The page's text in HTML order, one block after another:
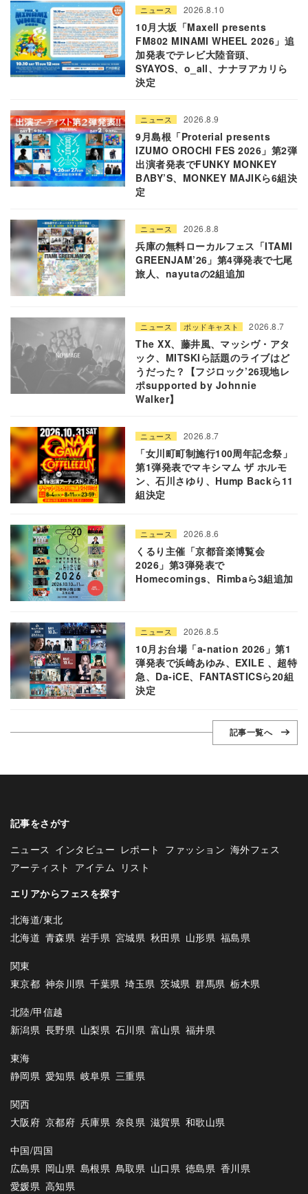
ニュース 2026.8.10
10月大坂「Maxell presents
FM802 MINAMI WHEEL 2026」追
加発表でテレビ大陸音頭、
SYAYOS、o_all、ナナヲアカリら
決定
ニュース 2026.8.9
9月島根「Proterial presents
IZUMO OROCHI FES 2026」第2弾
出演者発表でFUNKY MONKEY
BΛBY’S、MONKEY MAJIKら6組決
定
ニュース 2026.8.8
兵庫の無料ローカルフェス「ITAMI
GREENJAM’26」第4弾発表で七尾
旅人、nayutaの2組追加
ニュース ポッドキャスト 2026.8.7
The XX、藤井風、マッシヴ・アタ
ック、MITSKIら話題のライブはど
うだった？【フジロック’26現地レ
ポsupported by Johnnie
Walker】
ニュース 2026.8.7
「女川町町制施行100周年記念祭」
第1弾発表でマキシマム ザ ホルモ
ン、石川さゆり、Hump Backら11
組決定
ニュース 2026.8.6
くるり主催「京都音楽博覧会
2026」第3弾発表で
Homecomings、Rimbaら3組追加
ニュース 2026.8.5
10月お台場「a-nation 2026」第1
弾発表で浜崎あゆみ、EXILE 、超特
急、Da-iCE、FANTASTICSら20組
決定
記事一覧へ
記事をさがす
ニュース インタビュー レポート ファッション 海外フェス
アーティスト アイテム リスト
エリアからフェスを探す
北海道/東北
北海道 青森県 岩手県 宮城県 秋田県 山形県 福島県
関東
東京都 神奈川県 千葉県 埼玉県 茨城県 群馬県 栃木県
北陸/甲信越
新潟県 長野県 山梨県 石川県 富山県 福井県
東海
静岡県 愛知県 岐阜県 三重県
関西
大阪府 京都府 兵庫県 奈良県 滋賀県 和歌山県
中国/四国
広島県 岡山県 島根県 鳥取県 山口県 徳島県 香川県
愛媛県 高知県